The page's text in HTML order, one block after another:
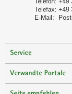
Telefax: +49
E-Mail:
Service
Verwandte Portale